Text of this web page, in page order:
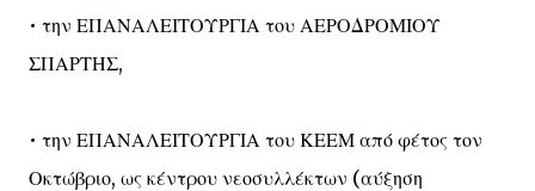
• την ΕΠΑΝΑΛΕΙΤΟΥΡΓΙΑ του ΑΕΡΟΔΡΟΜΙΟΥ
ΣΠΑΡΤΗΣ,
• την ΕΠΑΝΑΛΕΙΤΟΥΡΓΙΑ του ΚΕΕΜ από φέτος τον
Οκτώβριο, ως κέντρου νεοσυλλέκτων (αύξηση